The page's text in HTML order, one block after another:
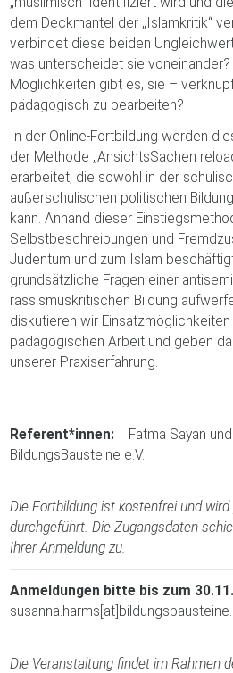
dem Deckmantel der „Islamkritik“
verbindet diese beiden
was unterscheidet sie
Möglichkeiten gibt es, sie –
pädagogisch zu bearbeiten?
In der Online-Fortbildung werden
der Methode „AnsichtsSachen
erarbeitet, die sowohl in der
außerschulischen politischen
kann. Anhand dieser
Selbstbeschreibungen und
Judentum und zum Islam
grundsätzliche Fragen einer
rassismuskritischen Bildung
diskutieren wir
pädagogischen Arbeit und geben
unserer Praxiserfahrung.
Referent*innen: Fatma Sayan
BildungsBausteine e.V.
Die Fortbildung ist kostenfrei und
durchgeführt. Die Zugangsdaten
Ihrer Anmeldung zu.
Anmeldungen bitte bis zum
Die Veranstaltung findet im Rahmen